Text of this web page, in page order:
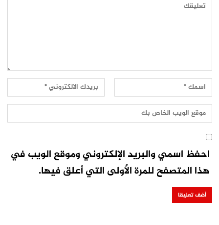
احفظ اسمي والبريد الإلكتروني وموقع الويب في
هذا المتصفح للمرة الأولى التي أعلق فيها.